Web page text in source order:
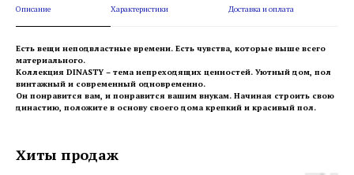
Описание Характеристики Доставка и оплата
Есть вещи неподвластные времени. Есть чувства, которые выше всего
материального.
Коллекция DINASTY – тема непреходящих ценностей. Уютный дом, пол
винтажный и современный одновременно.
Он понравится вам, и понравится вашим внукам. Начиная строить свою
династию, положите в основу своего дома крепкий и красивый пол.
Хиты продаж